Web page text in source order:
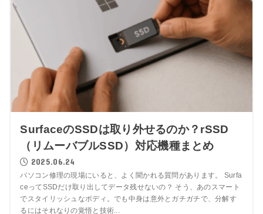
SurfaceのSSDは取り外せるのか？rSSD
（リムーバブルSSD）対応機種まとめ
2025.06.24
パソコン修理の現場にいると、よく聞かれる質問があります。 Surfa
ceってSSDだけ取り出してデータ残せないの？ そう、あのスマート
でスタイリッシュなボディ。でも中身は意外とガチガチで、分解す
るにはそれなりの覚悟と技術...